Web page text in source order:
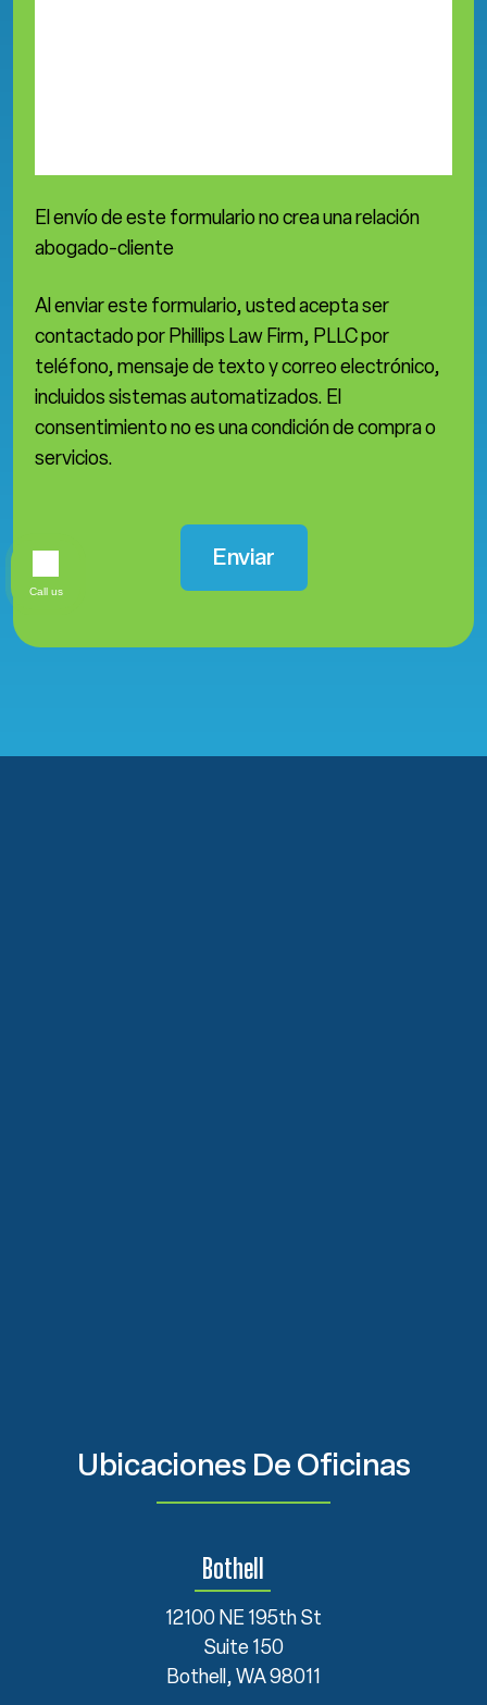
El envío de este formulario no crea una relación
abogado-cliente
Al enviar este formulario, usted acepta ser
contactado por Phillips Law Firm, PLLC por
teléfono, mensaje de texto y correo electrónico,
incluidos sistemas automatizados. El
consentimiento no es una condición de compra o
servicios.
Ubicaciones De Oficinas
Bothell
12100 NE 195th St
Suite 150
Bothell, WA 98011
Call us